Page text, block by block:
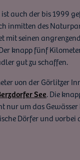
auch der bis 1999
inmitten des
mit seinen
knapp fünf
gut zu schaffen.
von der Görlitzer
See. Die
nur um das
Dörfer und vorbei